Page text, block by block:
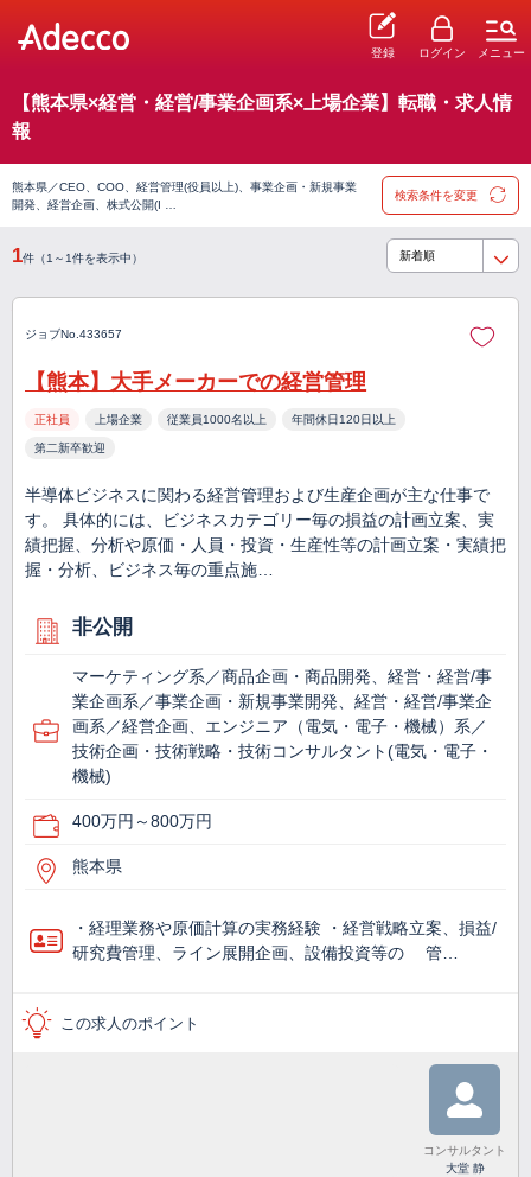
登録 ログイン メニュー
【熊本県×経営・経営/事業企画系×上場企業】転職・求人情
報
熊本県／CEO、COO、経営管理(役員以上)、事業企画・新規事業
開発、経営企画、株式公開(I …
検索条件を変更
1件（1～1件を表示中）
ジョブNo.433657
【熊本】大手メーカーでの経営管理
正社員 上場企業 従業員1000名以上 年間休日120日以上
第二新卒歓迎
半導体ビジネスに関わる経営管理および生産企画が主な仕事で
す。 具体的には、ビジネスカテゴリー毎の損益の計画立案、実
績把握、分析や原価・人員・投資・生産性等の計画立案・実績把
握・分析、ビジネス毎の重点施…
非公開
マーケティング系／商品企画・商品開発、経営・経営/事
業企画系／事業企画・新規事業開発、経営・経営/事業企
画系／経営企画、エンジニア（電気・電子・機械）系／
技術企画・技術戦略・技術コンサルタント(電気・電子・
機械)
400万円～800万円
熊本県
・経理業務や原価計算の実務経験 ・経営戦略立案、損益/
研究費管理、ライン展開企画、設備投資等の 管…
この求人のポイント
コンサルタント
大堂 静